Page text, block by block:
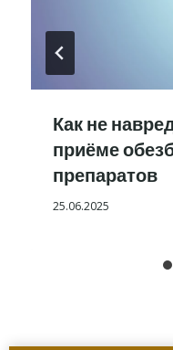
Как не
приёме
препаратов
25.06.2025